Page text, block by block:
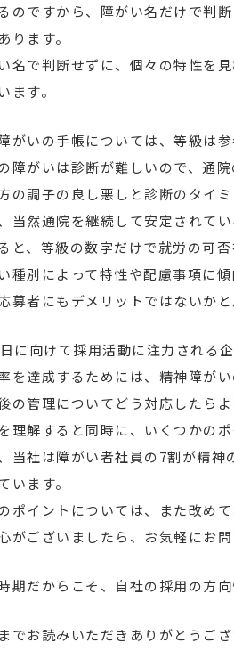
のですから、障がい名だけで判
ります。
名で判断せずに、個々の特性を
ます。
がいの手帳については、等級は
障がいは診断が難しいので、通
の調子の良し悪しと診断のタイ
当然通院を継続して安定されて
と、等級の数字だけで就労の可
種別によって特性や配慮事項に
募者にもデメリットではないかと
に向けて採用活動に注力される企
を達成するためには、精神障が
の管理についてどう対応したら
理解すると同時に、いくつかの
当社は障がい者社員の7割が精
います。
ポイントについては、また改め
がございましたら、お気軽にお問
期だからこそ、自社の採用の方
でお読みいただきありがとうござ